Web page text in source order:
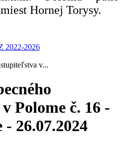
Hornej Torysy.
2022-2026
v...
Polome č. 16 -
26.07.2024